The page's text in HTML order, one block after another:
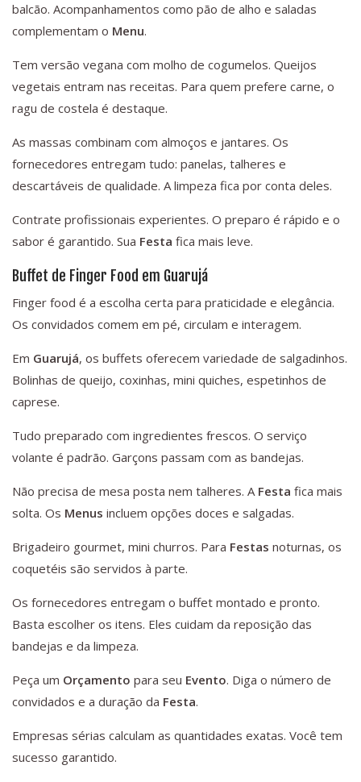
balcão. Acompanhamentos como pão de alho e saladas
complementam o Menu.
Tem versão vegana com molho de cogumelos. Queijos
vegetais entram nas receitas. Para quem prefere carne, o
ragu de costela é destaque.
As massas combinam com almoços e jantares. Os
fornecedores entregam tudo: panelas, talheres e
descartáveis de qualidade. A limpeza fica por conta deles.
Contrate profissionais experientes. O preparo é rápido e o
sabor é garantido. Sua Festa fica mais leve.
Buffet de Finger Food em Guarujá
Finger food é a escolha certa para praticidade e elegância.
Os convidados comem em pé, circulam e interagem.
Em Guarujá, os buffets oferecem variedade de salgadinhos.
Bolinhas de queijo, coxinhas, mini quiches, espetinhos de
caprese.
Tudo preparado com ingredientes frescos. O serviço
volante é padrão. Garçons passam com as bandejas.
Não precisa de mesa posta nem talheres. A Festa fica mais
solta. Os Menus incluem opções doces e salgadas.
Brigadeiro gourmet, mini churros. Para Festas noturnas, os
coquetéis são servidos à parte.
Os fornecedores entregam o buffet montado e pronto.
Basta escolher os itens. Eles cuidam da reposição das
bandejas e da limpeza.
Peça um Orçamento para seu Evento. Diga o número de
convidados e a duração da Festa.
Empresas sérias calculam as quantidades exatas. Você tem
sucesso garantido.